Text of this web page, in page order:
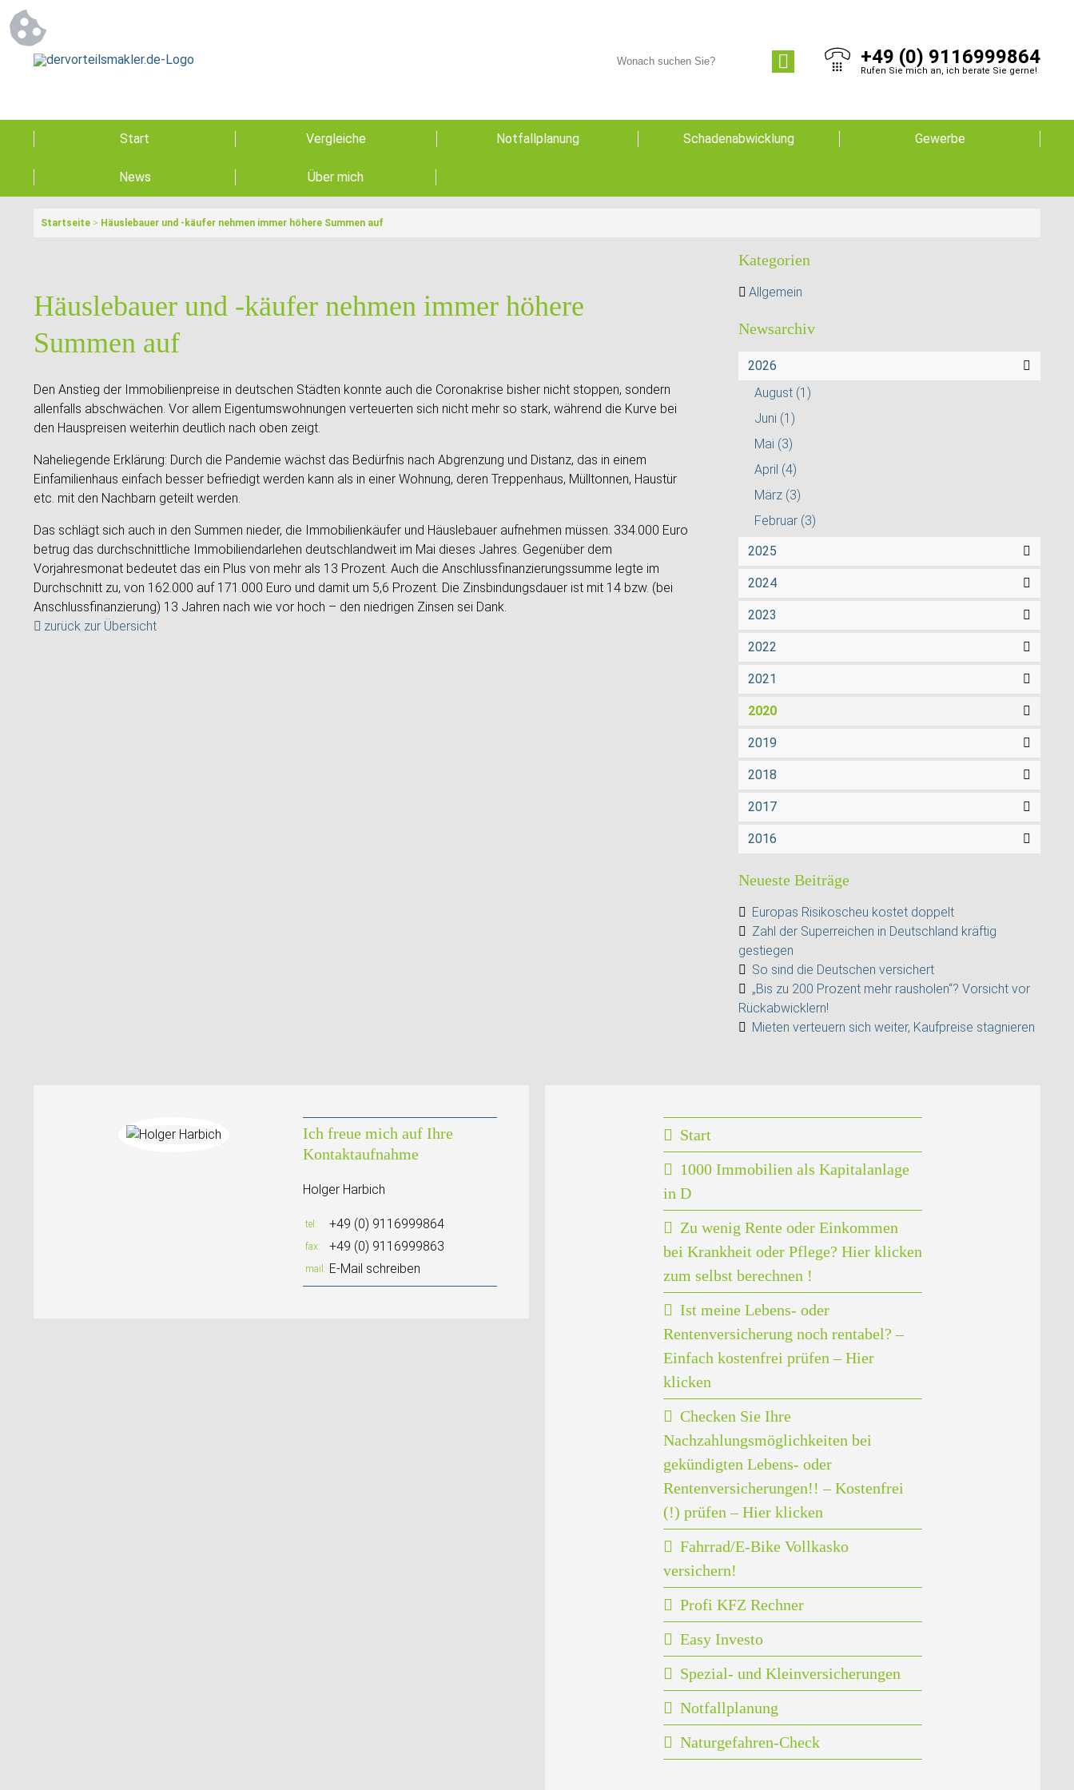
+49 (0) 9116999864
Rufen Sie mich an, ich berate Sie gerne!
Start Vergleiche Notfallplanung Schadenabwicklung Gewerbe
News Über mich
Startseite > Häuslebauer und -käufer nehmen immer höhere Summen auf
Häuslebauer und -käufer nehmen immer höhere
Summen auf
Den Anstieg der Immobilienpreise in deutschen Städten konnte auch die Coronakrise bisher nicht stoppen, sondern
allenfalls abschwächen. Vor allem Eigentumswohnungen verteuerten sich nicht mehr so stark, während die Kurve bei
den Hauspreisen weiterhin deutlich nach oben zeigt.
Naheliegende Erklärung: Durch die Pandemie wächst das Bedürfnis nach Abgrenzung und Distanz, das in einem
Einfamilienhaus einfach besser befriedigt werden kann als in einer Wohnung, deren Treppenhaus, Mülltonnen, Haustür
etc. mit den Nachbarn geteilt werden.
Das schlägt sich auch in den Summen nieder, die Immobilienkäufer und Häuslebauer aufnehmen müssen. 334.000 Euro
betrug das durchschnittliche Immobiliendarlehen deutschlandweit im Mai dieses Jahres. Gegenüber dem
Vorjahresmonat bedeutet das ein Plus von mehr als 13 Prozent. Auch die Anschlussfinanzierungssumme legte im
Durchschnitt zu, von 162.000 auf 171.000 Euro und damit um 5,6 Prozent. Die Zinsbindungsdauer ist mit 14 bzw. (bei
Anschlussfinanzierung) 13 Jahren nach wie vor hoch – den niedrigen Zinsen sei Dank.
zurück zur Übersicht
Kategorien
Allgemein
Newsarchiv
2026
August (1)
Juni (1)
Mai (3)
April (4)
März (3)
Februar (3)
2025
2024
2023
2022
2021
2020
2019
2018
2017
2016
Neueste Beiträge
Europas Risikoscheu kostet doppelt
Zahl der Superreichen in Deutschland kräftig
gestiegen
So sind die Deutschen versichert
„Bis zu 200 Prozent mehr rausholen“? Vorsicht vor
Rückabwicklern!
Mieten verteuern sich weiter, Kaufpreise stagnieren
Ich freue mich auf Ihre
Kontaktaufnahme
Holger Harbich
tel +49 (0) 9116999864
fax +49 (0) 9116999863
mail E-Mail schreiben
Start
1000 Immobilien als Kapitalanlage
in D
Zu wenig Rente oder Einkommen
bei Krankheit oder Pflege? Hier klicken
zum selbst berechnen !
Ist meine Lebens- oder
Rentenversicherung noch rentabel? –
Einfach kostenfrei prüfen – Hier
klicken
Checken Sie Ihre
Nachzahlungsmöglichkeiten bei
gekündigten Lebens- oder
Rentenversicherungen!! – Kostenfrei
(!) prüfen – Hier klicken
Fahrrad/E-Bike Vollkasko
versichern!
Profi KFZ Rechner
Easy Investo
Spezial- und Kleinversicherungen
Notfallplanung
Naturgefahren-Check